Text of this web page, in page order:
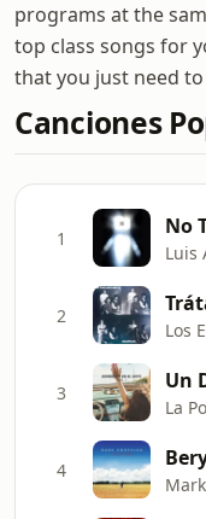
programs at the
top class songs for
that you just need to
Canciones
1
Luis
2
Los
3
La
4